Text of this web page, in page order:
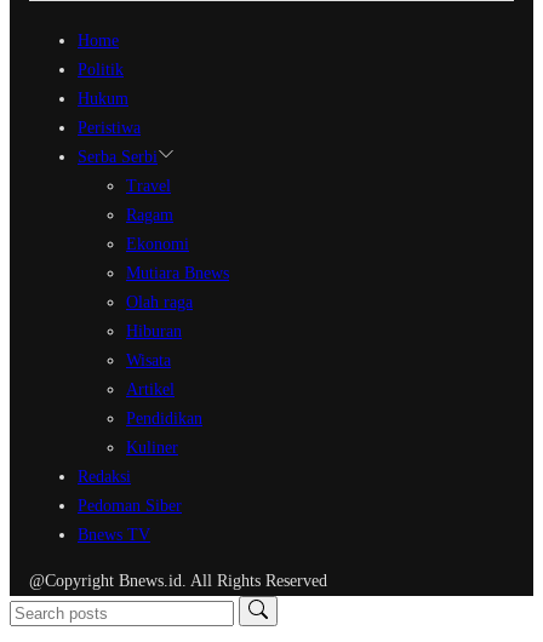
Home
Politik
Hukum
Peristiwa
Serba Serbi
Travel
Ragam
Ekonomi
Mutiara Bnews
Olah raga
Hiburan
Wisata
Artikel
Pendidikan
Kuliner
Redaksi
Pedoman Siber
Bnews TV
@Copyright Bnews.id. All Rights Reserved